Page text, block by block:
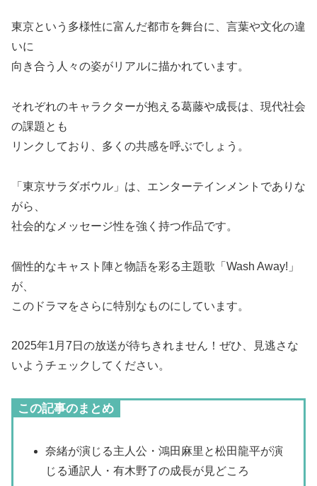
東京という多様性に富んだ都市を舞台に、言葉や文化の違
いに
向き合う人々の姿がリアルに描かれています。
それぞれのキャラクターが抱える葛藤や成長は、現代社会
の課題とも
リンクしており、多くの共感を呼ぶでしょう。
「東京サラダボウル」は、エンターテインメントでありな
がら、
社会的なメッセージ性を強く持つ作品です。
個性的なキャスト陣と物語を彩る主題歌「Wash Away!」
が、
このドラマをさらに特別なものにしています。
2025年1月7日の放送が待ちきれません！ぜひ、見逃さな
いようチェックしてください。
この記事のまとめ
奈緒が演じる主人公・鴻田麻里と松田龍平が演
じる通訳人・有木野了の成長が見どころ